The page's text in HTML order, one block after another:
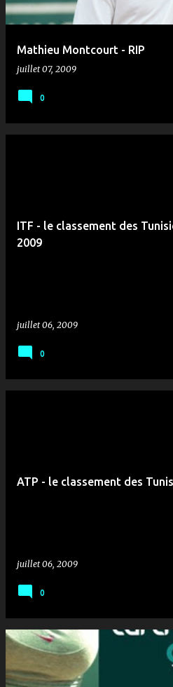
Mathieu Montcourt - RIP
juillet 07, 2009
0
ITF - le classement des
2009
juillet 06, 2009
0
ATP - le classement des
juillet 06, 2009
0